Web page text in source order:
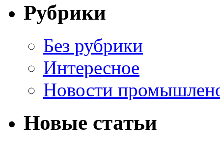
Рубрики
Без рубрики
Интересное
Новости
Новые статьи